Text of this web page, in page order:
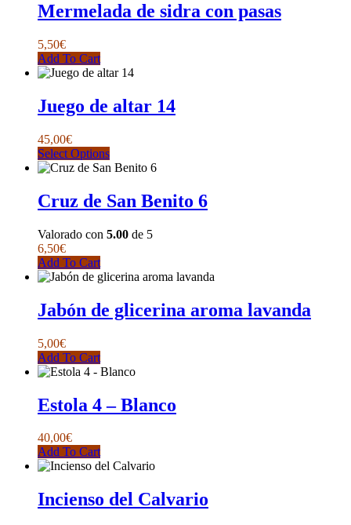
en
la
producto
Mermelada de sidra con pasas
5,50€
Add To Cart
Juego de altar 14
45,00€
Select OptionsEste
producto
múltiples
variantes.
opciones
elegir
la
página
Cruz de San Benito 6
Valorado con 5.00 de 5
6,50€
Add To Cart
Jabón de glicerina aroma lavanda
5,00€
Add To Cart
Estola 4 – Blanco
40,00€
Add To Cart
Incienso del Calvario